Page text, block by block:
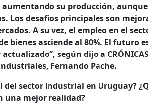
su producción,
Los desafíos principales son
A su vez, el empleo en el
bienes asciende al 80%. El futuro
según dijo a
Fernando Pache.
del sector industrial en Uruguay?
una mejor realidad?